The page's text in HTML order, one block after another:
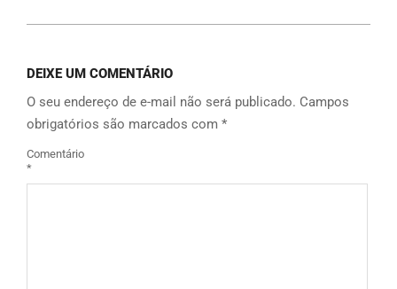
DEIXE UM COMENTÁRIO
O seu endereço de e-mail não será publicado. Campos
obrigatórios são marcados com *
Comentário
*